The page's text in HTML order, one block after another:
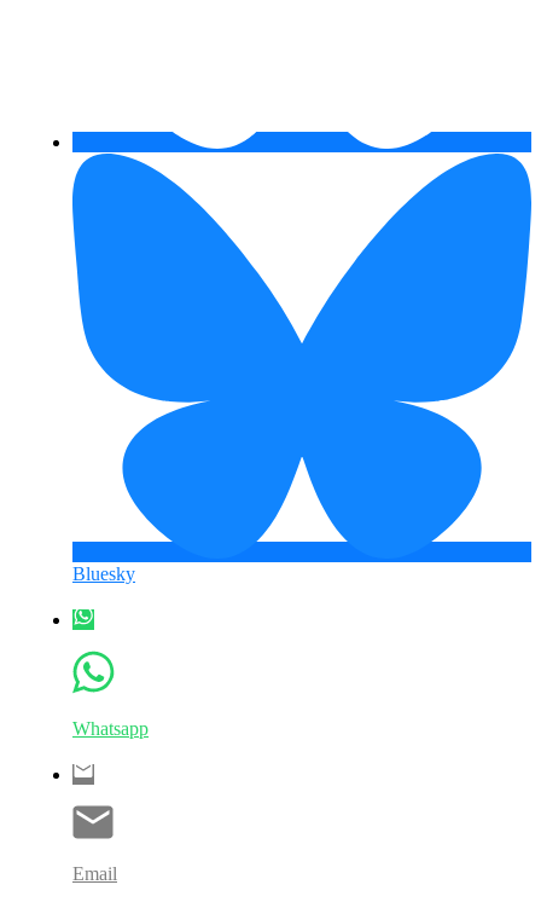
Bluesky
Whatsapp
Email